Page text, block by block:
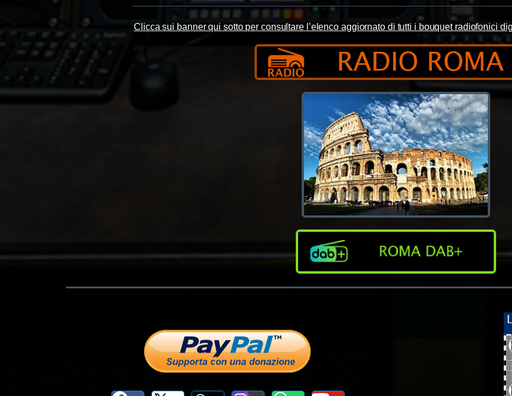
Clicca sui banner qui sotto per consultare l’elenco aggiornato di tutti i bouquet radiofonici